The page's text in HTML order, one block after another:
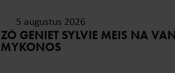
5 augustus 2026
ZÓ GENIET SYLVIE MEIS NA
MYKONOS